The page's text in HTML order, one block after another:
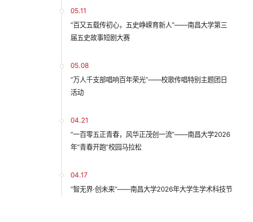
05.11
“百又五载传初心，五史峥嵘育新人”——南昌大学第三
届五史故事短剧大赛
05.08
“万人千支部唱响百年荣光”——校歌传唱特别主题团日
活动
04.21
“一百零五正青春，风华正茂创一流”——南昌大学2026
年“青春开跑”校园马拉松
04.17
“智无界·创未来”——南昌大学2026年大学生学术科技节